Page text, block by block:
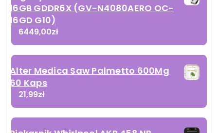
16GB GDDR6X (GV-N4080AERO OC-
16GD G10)
6449,00zł
Alter Medica Saw Palmetto 600Mg
60 Kaps
21,99zł